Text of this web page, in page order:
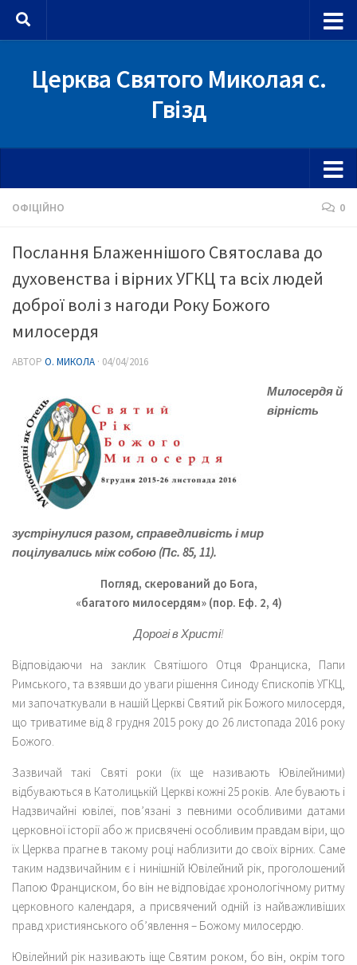
Skip to content
Церква Святого Миколая с.
Гвізд
ОФІЦІЙНО 0
Послання Блаженнішого Святослава до
духовенства і вірних УГКЦ та всіх людей
доброї волі з нагоди Року Божого
милосердя
АВТОР О. МИКОЛА · 04/04/2016
Милосердя й
вірність
зустрінулися разом, справедливість і мир
поцілувались між собою (Пс. 85, 11).
Погляд, скерований до Бога,
«багатого милосердям» (пор. Еф. 2, 4)
Дорогі в Христі!
Відповідаючи на заклик Святішого Отця Франциска, Папи
Римського, та взявши до уваги рішення Синоду Єпископів УГКЦ,
ми започаткували в нашій Церкві Святий рік Божого милосердя,
що триватиме від 8 грудня 2015 року до 26 листопада 2016 року
Божого.
Зазвичай такі Святі роки (їх ще називають Ювілейними)
відбуваються в Католицькій Церкві кожні 25 років. Але бувають і
Надзвичайні ювілеї, пов’язані з певними особливими датами
церковної історії або ж присвячені особливим правдам віри, що
їх Церква прагне в такому році наблизити до своїх вірних. Саме
таким надзвичайним є і нинішній Ювілейний рік, проголошений
Папою Франциском, бо він не відповідає хронологічному ритму
церковного календаря, а присвячений одній із найважливіших
правд християнського об’явлення – Божому милосердю.
Ювілейний рік називають іще Святим роком, бо він, окрім того